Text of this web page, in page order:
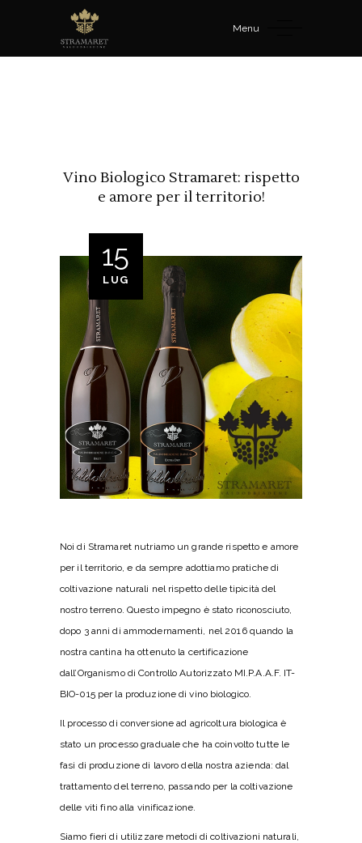
Menu
Vino Biologico Stramaret: rispetto
e amore per il territorio!
15
LUG
Noi di Stramaret nutriamo un grande rispetto e amore
per il territorio, e da sempre adottiamo pratiche di
coltivazione naturali nel rispetto delle tipicità del
nostro terreno. Questo impegno è stato riconosciuto,
dopo 3 anni di ammodernamenti, nel 2016 quando la
nostra cantina ha ottenuto la certificazione
dall’Organismo di Controllo Autorizzato MI.P.A.A.F. IT-
BIO-015 per la produzione divino biologico.
Il processo di conversione ad agricoltura biologica è
stato un processo graduale che ha coinvolto tutte le
fasi di produzione di lavoro della nostra azienda: dal
trattamento del terreno, passando per la coltivazione
delle viti fino alla vinificazione.
Siamo fieri di utilizzare metodi di coltivazioni naturali,